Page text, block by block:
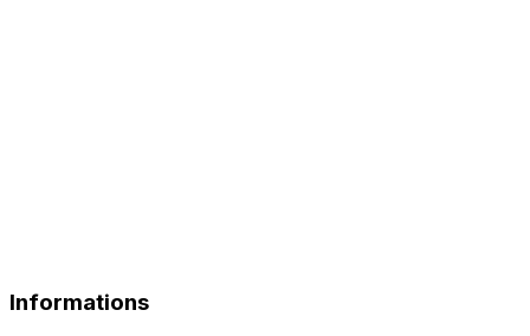
Informations